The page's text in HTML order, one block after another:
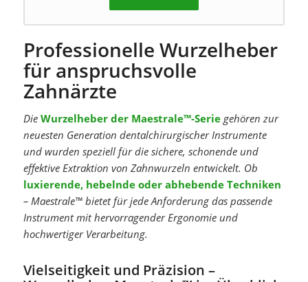
Professionelle Wurzelheber
für anspruchsvolle
Zahnärzte
Die Wurzelheber der Maestrale™-Seriegehören zur
neuesten Generation dentalchirurgischer Instrumente
und wurden speziell für die sichere, schonende und
effektive Extraktion von Zahnwurzeln entwickelt. Ob
luxierende, hebelnde oder abhebende Techniken
– Maestrale™ bietet für jede Anforderung das passende
Instrument mit hervorragender Ergonomie und
hochwertiger Verarbeitung.
Vielseitigkeit und Präzision –